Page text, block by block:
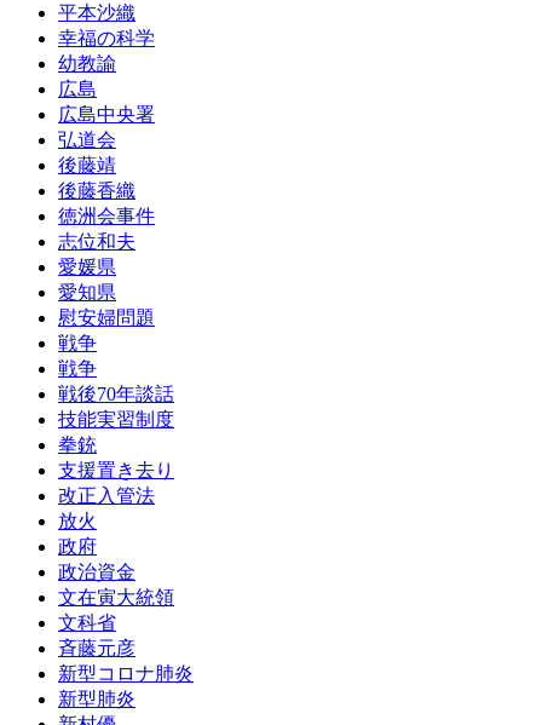
平本沙織
幸福の科学
幼教諭
広島
広島中央署
弘道会
後藤靖
後藤香織
徳洲会事件
志位和夫
愛媛県
愛知県
慰安婦問題
戦争
戦争
戦後70年談話
技能実習制度
拳銃
支援置き去り
改正入管法
放火
政府
政治資金
文在寅大統領
文科省
斉藤元彦
新型コロナ肺炎
新型肺炎